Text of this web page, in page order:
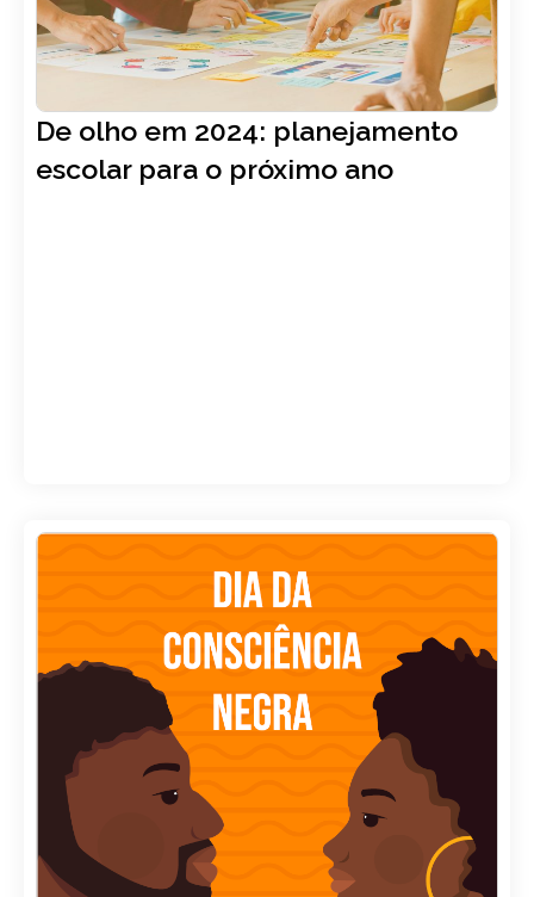
Autor: Gênios , Deiver Greboggy , Família
LER ARTIGO
De olho em 2024: planejamento
escolar para o próximo ano
Autor: Gênios Gestão escolar
27, novembro
LER ARTIGO